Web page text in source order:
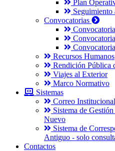
Plan
Seguimiento
Convocatorias
Recursos Humanos
Rendición Pública
Viajes al Exterior
Marco Normativo
Sistemas
Correo Institucional
Sistema de
Nuevo
Sistema de
Antiguo - solo
Contactos